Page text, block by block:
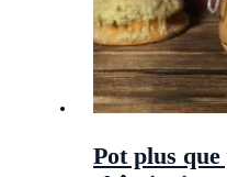
Pot plus